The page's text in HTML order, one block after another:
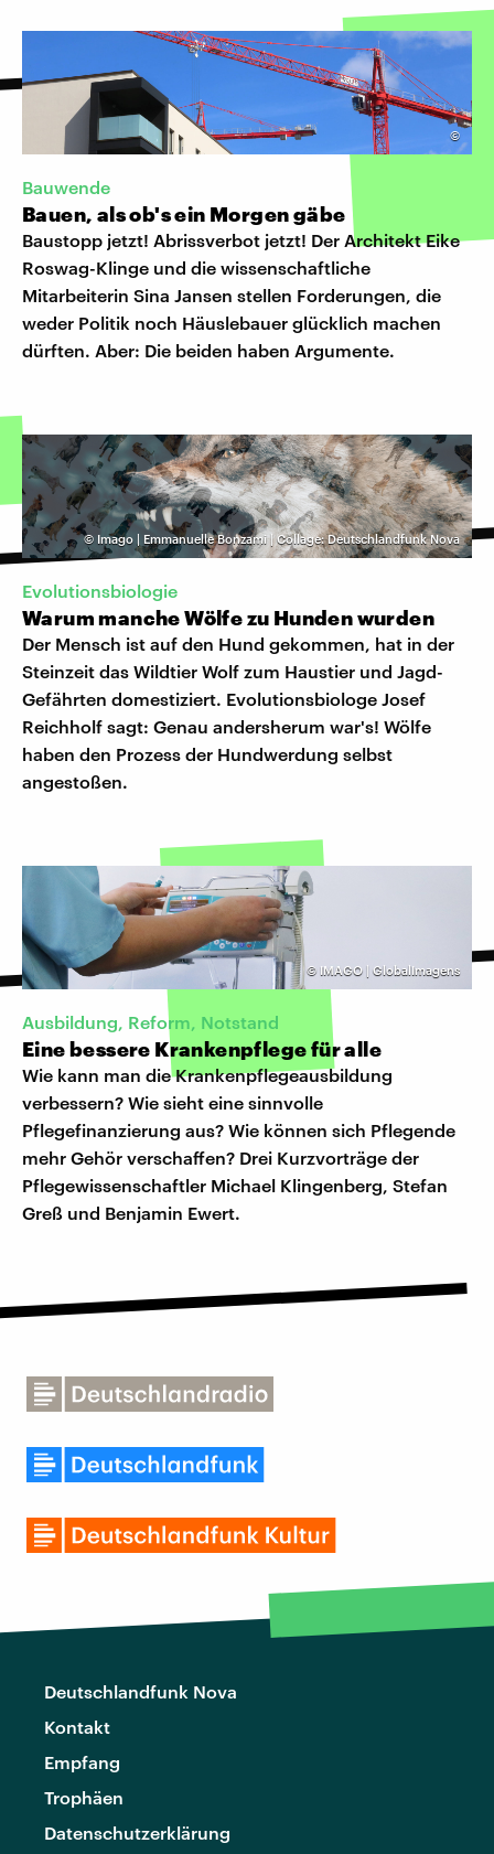
©
Bauwende
Bauen, als ob's ein Morgen gäbe
Baustopp jetzt! Abrissverbot jetzt! Der Architekt Eike
Roswag-Klinge und die wissenschaftliche
Mitarbeiterin Sina Jansen stellen Forderungen, die
weder Politik noch Häuslebauer glücklich machen
dürften. Aber: Die beiden haben Argumente.
© Imago | Emmanuelle Bonzami | Collage: Deutschlandfunk Nova
Evolutionsbiologie
Warum manche Wölfe zu Hunden wurden
Der Mensch ist auf den Hund gekommen, hat in der
Steinzeit das Wildtier Wolf zum Haustier und Jagd-
Gefährten domestiziert. Evolutionsbiologe Josef
Reichholf sagt: Genau andersherum war's! Wölfe
haben den Prozess der Hundwerdung selbst
angestoßen.
© IMAGO | GlobalImagens
Ausbildung, Reform, Notstand
Eine bessere Krankenpflege für alle
Wie kann man die Krankenpflegeausbildung
verbessern? Wie sieht eine sinnvolle
Pflegefinanzierung aus? Wie können sich Pflegende
mehr Gehör verschaffen? Drei Kurzvorträge der
Pflegewissenschaftler Michael Klingenberg, Stefan
Greß und Benjamin Ewert.
Deutschlandfunk Nova
Kontakt
Empfang
Trophäen
Datenschutzerklärung